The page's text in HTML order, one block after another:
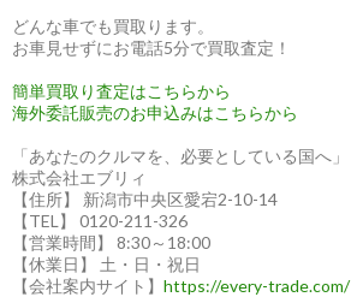
どんな車でも買取ります。
お車見せずにお電話5分で買取査定！
簡単買取り査定はこちらから
海外委託販売のお申込みはこちらから
「あなたのクルマを、必要としている国へ」
株式会社エブリィ
【住所】 新潟市中央区愛宕2-10-14
【TEL】 0120-211-326
【営業時間】 8:30～18:00
【休業日】 土・日・祝日
【会社案内サイト】 https://every-trade.com/